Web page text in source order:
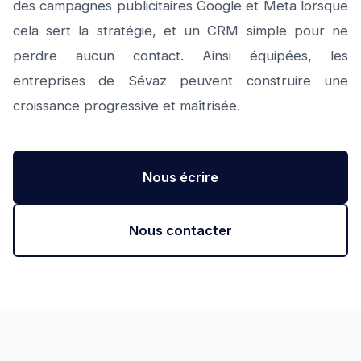
des campagnes publicitaires Google et Meta lorsque
cela sert la stratégie, et un CRM simple pour ne
perdre aucun contact. Ainsi équipées, les
entreprises de Sévaz peuvent construire une
croissance progressive et maîtrisée.
Nous écrire
Nous contacter